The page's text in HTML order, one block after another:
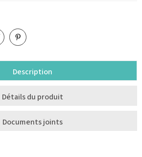
Description
Détails du produit
Documents joints